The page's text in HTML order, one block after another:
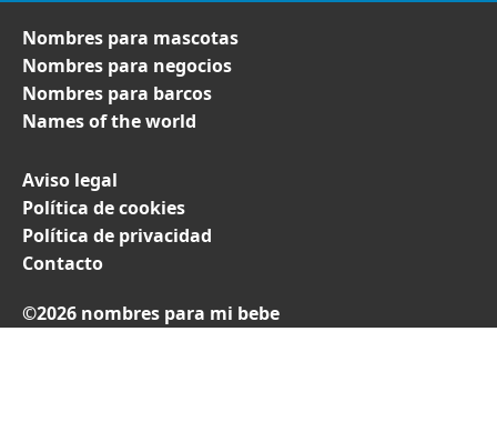
Nombres para mascotas
Nombres para negocios
Nombres para barcos
Names of the world
Aviso legal
Política de cookies
Política de privacidad
Contacto
©2026 nombres para mi bebe